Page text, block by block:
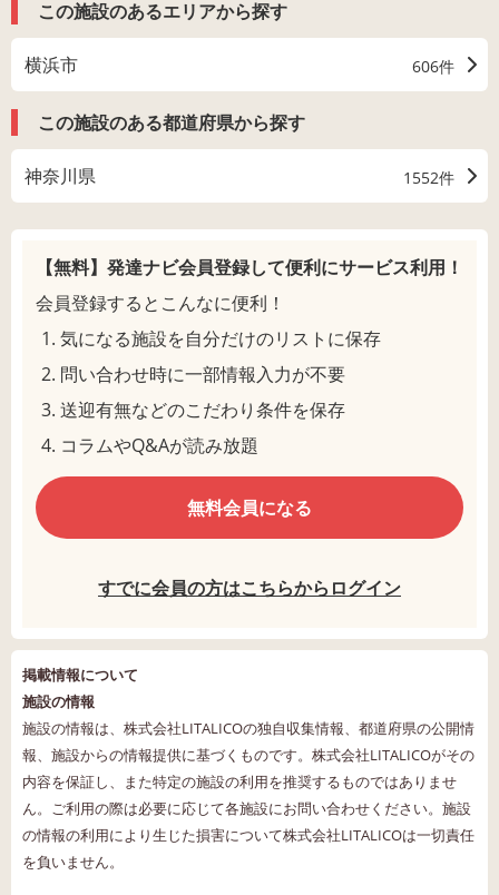
この施設のあるエリアから探す
横浜市 606件
この施設のある都道府県から探す
神奈川県 1552件
【無料】発達ナビ会員登録して便利にサービス利用！
会員登録するとこんなに便利！
気になる施設を自分だけのリストに保存
問い合わせ時に一部情報入力が不要
送迎有無などのこだわり条件を保存
コラムやQ&Aが読み放題
無料会員になる
すでに会員の方はこちらからログイン
掲載情報について
施設の情報
施設の情報は、株式会社LITALICOの独自収集情報、都道府県の公開情
報、施設からの情報提供に基づくものです。株式会社LITALICOがその
内容を保証し、また特定の施設の利用を推奨するものではありませ
ん。ご利用の際は必要に応じて各施設にお問い合わせください。施設
の情報の利用により生じた損害について株式会社LITALICOは一切責任
を負いません。